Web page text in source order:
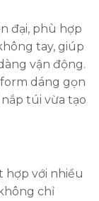
đại, phù hợp
tay, giúp
vận động.
dáng gọn
túi vừa tạo
hợp với nhiều
chỉ